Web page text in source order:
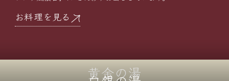
お料理を見る
黄金の湯